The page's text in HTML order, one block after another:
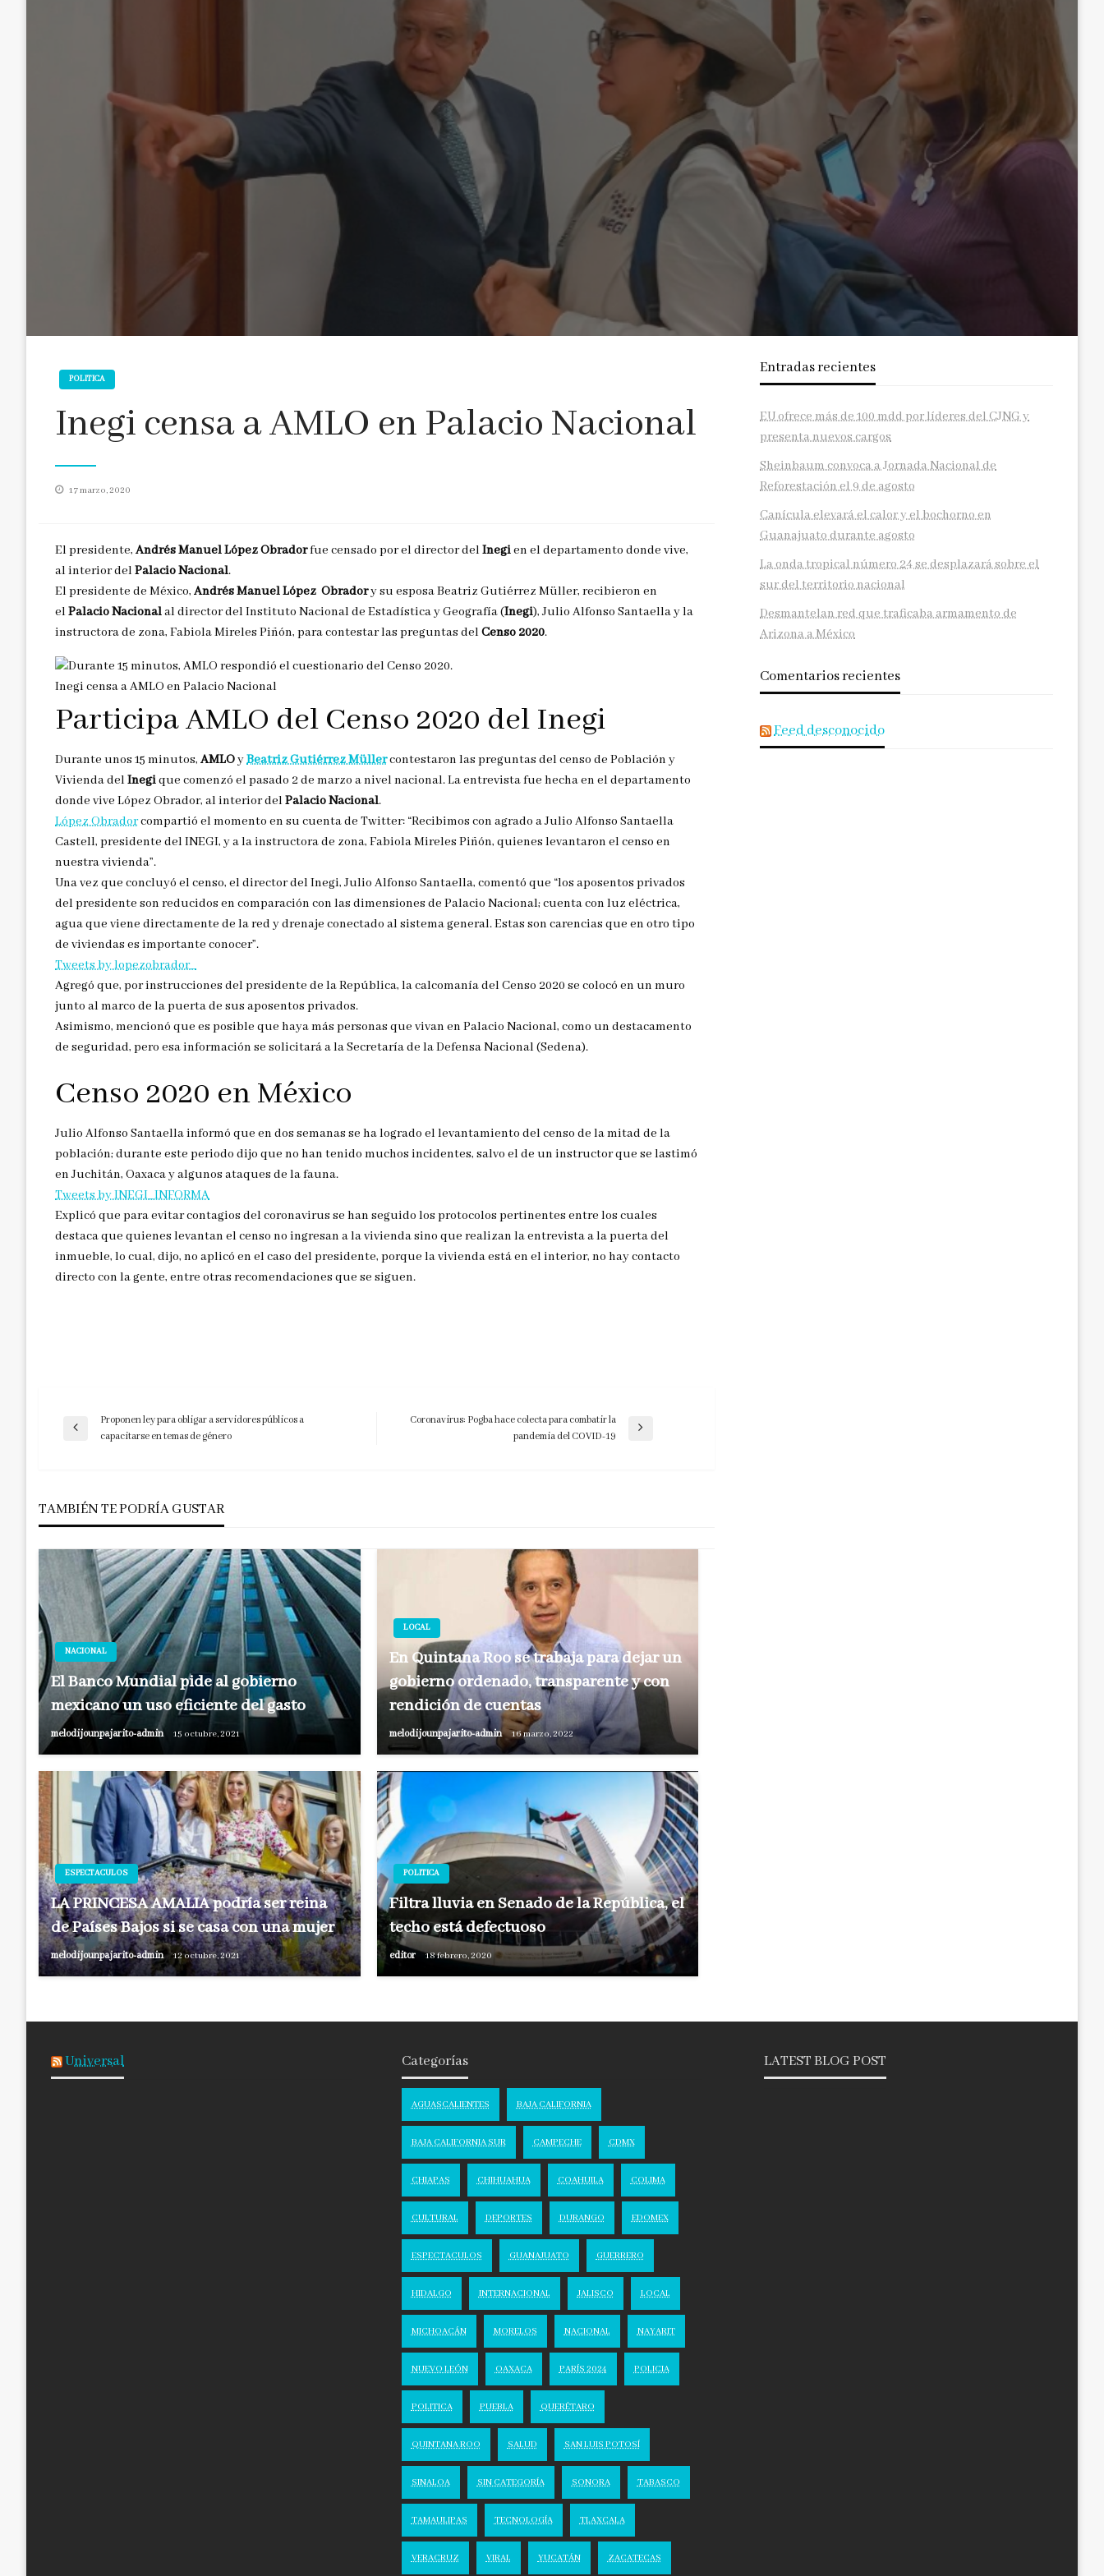
POLITICA
Inegi censa a AMLO en Palacio Nacional
Publicado
17 marzo, 2020
El presidente, Andrés Manuel López Obradorfue censado por el director delInegien el departamento donde vive,
al interior delPalacio Nacional.
El presidente de México, Andrés Manuel López Obradory su esposa Beatriz Gutiérrez Müller, recibieron en
elPalacio Nacionalal director del Instituto Nacional de Estadística y Geografía (Inegi), Julio Alfonso Santaella y la
instructora de zona, Fabiola Mireles Piñón, para contestar las preguntas delCenso 2020.
Inegi censa a AMLO en Palacio Nacional
Participa AMLO del Censo 2020 del Inegi
Durante unos 15 minutos, AMLOyBeatriz Gutiérrez Müllercontestaron las preguntas del censo de Población y
Vivienda delInegique comenzó el pasado 2 de marzo a nivel nacional. La entrevista fue hecha en el departamento
donde vive López Obrador, al interior delPalacio Nacional.
López Obradorcompartió el momento en su cuenta de Twitter: “Recibimos con agrado a Julio Alfonso Santaella
Castell, presidente del INEGI, y a la instructora de zona, Fabiola Mireles Piñón, quienes levantaron el censo en
nuestra vivienda”.
Una vez que concluyó el censo, el director del Inegi, Julio Alfonso Santaella, comentó que “los aposentos privados
del presidente son reducidos en comparación con las dimensiones de Palacio Nacional; cuenta con luz eléctrica,
agua que viene directamente de la red y drenaje conectado al sistema general. Estas son carencias que en otro tipo
de viviendas es importante conocer”.
Tweets by lopezobrador_
Agregó que, por instrucciones del presidente de la República, la calcomanía del Censo 2020 se colocó en un muro
junto al marco de la puerta de sus aposentos privados.
Asimismo, mencionó que es posible que haya más personas que vivan en Palacio Nacional, como un destacamento
de seguridad, pero esa información se solicitará a la Secretaría de la Defensa Nacional (Sedena).
Censo 2020 en México
Julio Alfonso Santaella informó que en dos semanas se ha logrado el levantamiento del censo de la mitad de la
población; durante este periodo dijo que no han tenido muchos incidentes, salvo el de un instructor que se lastimó
en Juchitán, Oaxaca y algunos ataques de la fauna.
Tweets by INEGI_INFORMA
Explicó que para evitar contagios del coronavirus se han seguido los protocolos pertinentes entre los cuales
destaca que quienes levantan el censo no ingresan a la vivienda sino que realizan la entrevista a la puerta del
inmueble, lo cual, dijo, no aplicó en el caso del presidente, porque la vivienda está en el interior, no hay contacto
directo con la gente, entre otras recomendaciones que se siguen.
Navegación
entradas
Entrada
Proponen ley para obligar a servidores públicos a
capacitarse en temas de género
Coronavirus: Pogba hace colecta para combatir la
pandemia del COVID-19
TAMBIÉN TE PODRÍA GUSTAR
NACIONAL
El Banco Mundial pide al gobierno
mexicano un uso eficiente del gasto
melodijounpajarito-admin 15 octubre, 2021
LOCAL
En Quintana Roo se trabaja para dejar un
gobierno ordenado, transparente y con
rendición de cuentas
melodijounpajarito-admin 16 marzo, 2022
ESPECTACULOS
LA PRINCESA AMALIA podría ser reina
de Países Bajos si se casa con una mujer
melodijounpajarito-admin 12 octubre, 2021
POLITICA
Filtra lluvia en Senado de la República, el
techo está defectuoso
editor 18 febrero, 2020
Entradas recientes
EU ofrece más de 100 mdd por líderes del CJNG y
presenta nuevos cargos
Sheinbaum convoca a Jornada Nacional de
Reforestación el 9 de agosto
Canícula elevará el calor y el bochorno en
Guanajuato durante agosto
La onda tropical número 24 se desplazará sobre el
sur del territorio nacional
Desmantelan red que traficaba armamento de
Arizona a México
Comentarios recientes
Feed desconocido
Universal Categorías
AGUASCALIENTES BAJA CALIFORNIA
BAJA CALIFORNIA SUR CAMPECHE CDMX
CHIAPAS CHIHUAHUA COAHUILA COLIMA
CULTURAL DEPORTES DURANGO EDOMEX
ESPECTACULOS GUANAJUATO GUERRERO
HIDALGO INTERNACIONAL JALISCO LOCAL
MICHOACÁN MORELOS NACIONAL NAYARIT
NUEVO LEÓN OAXACA PARÍS 2024 POLICIA
POLITICA PUEBLA QUERÉTARO
QUINTANA ROO SALUD SAN LUIS POTOSÍ
SINALOA SIN CATEGORÍA SONORA TABASCO
TAMAULIPAS TECNOLOGÍA TLAXCALA
VERACRUZ VIRAL YUCATÁN ZACATECAS
LATEST BLOG POST